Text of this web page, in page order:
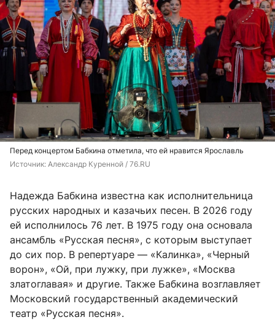
Перед концертом Бабкина отметила, что ей нравится Ярославль
Источник: Александр Куренной / 76.RU
Надежда Бабкина известна как исполнительница
русских народных и казачьих песен. В 2026 году
ей исполнилось 76 лет. В 1975 году она основала
ансамбль «Русская песня», с которым выступает
до сих пор. В репертуаре — «Калинка», «Черный
ворон», «Ой, при лужку, при лужке», «Москва
златоглавая» и другие. Также Бабкина возглавляет
Московский государственный академический
театр «Русская песня».